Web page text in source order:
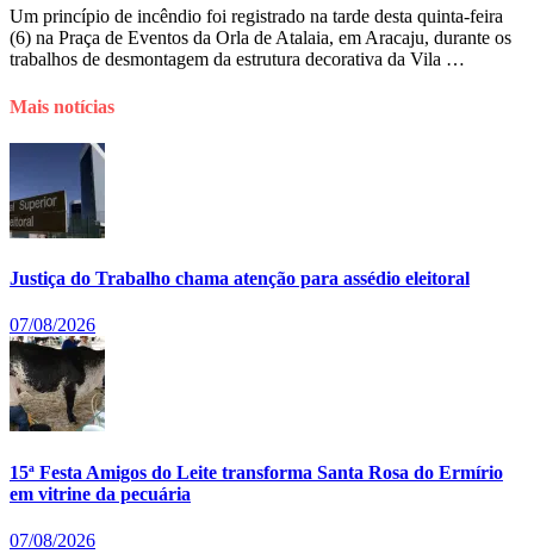
Um princípio de incêndio foi registrado na tarde desta quinta-feira
(6) na Praça de Eventos da Orla de Atalaia, em Aracaju, durante os
trabalhos de desmontagem da estrutura decorativa da Vila …
Mais notícias
Justiça do Trabalho chama atenção para assédio eleitoral
07/08/2026
15ª Festa Amigos do Leite transforma Santa Rosa do Ermírio
em vitrine da pecuária
07/08/2026